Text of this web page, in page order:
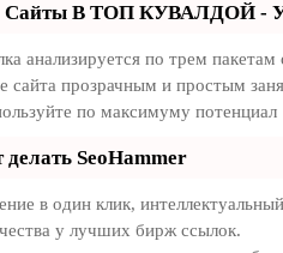
Сайты В ТОП КУВАЛДОЙ -
анализируется по трем
сайта прозрачным и простым
по максимуму
делать SeoHammer
в один клик,
у лучших бирж ссылок.